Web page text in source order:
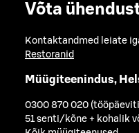
Võta
Kontaktandmed leiate
Restoranid
Müügiteenindus,
0300 870 020
51 senti/kõne + kohalik